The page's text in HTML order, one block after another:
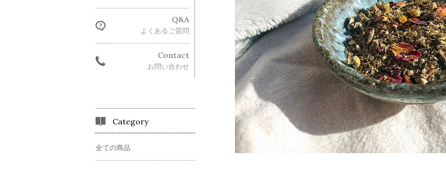
Q&A
よくあるご質問
Contact
お問い合わせ
Category
全ての商品